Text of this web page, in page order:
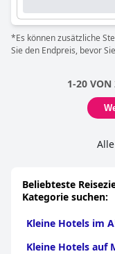
traditionelle
Die Sauberkeit des
Housekeeping-
der Whirlpool, die in
bieten einen
Island Boutique Hotel
ausgezeichneten
*Es können zusätzliche
Sie den Endpreis, bevor
1-20 VON
Alle
Beliebteste
Kategorie suchen:
Kleine Hotels im
Kleine Hotels auf